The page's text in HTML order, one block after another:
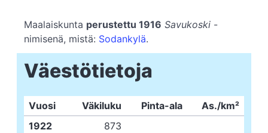
Maalaiskunta perustettu 1916 Savukoski -
nimisenä, mistä: Sodankylä.
Väestötietoja
Vuosi Väkiluku Pinta-ala
As./km²
1922
873